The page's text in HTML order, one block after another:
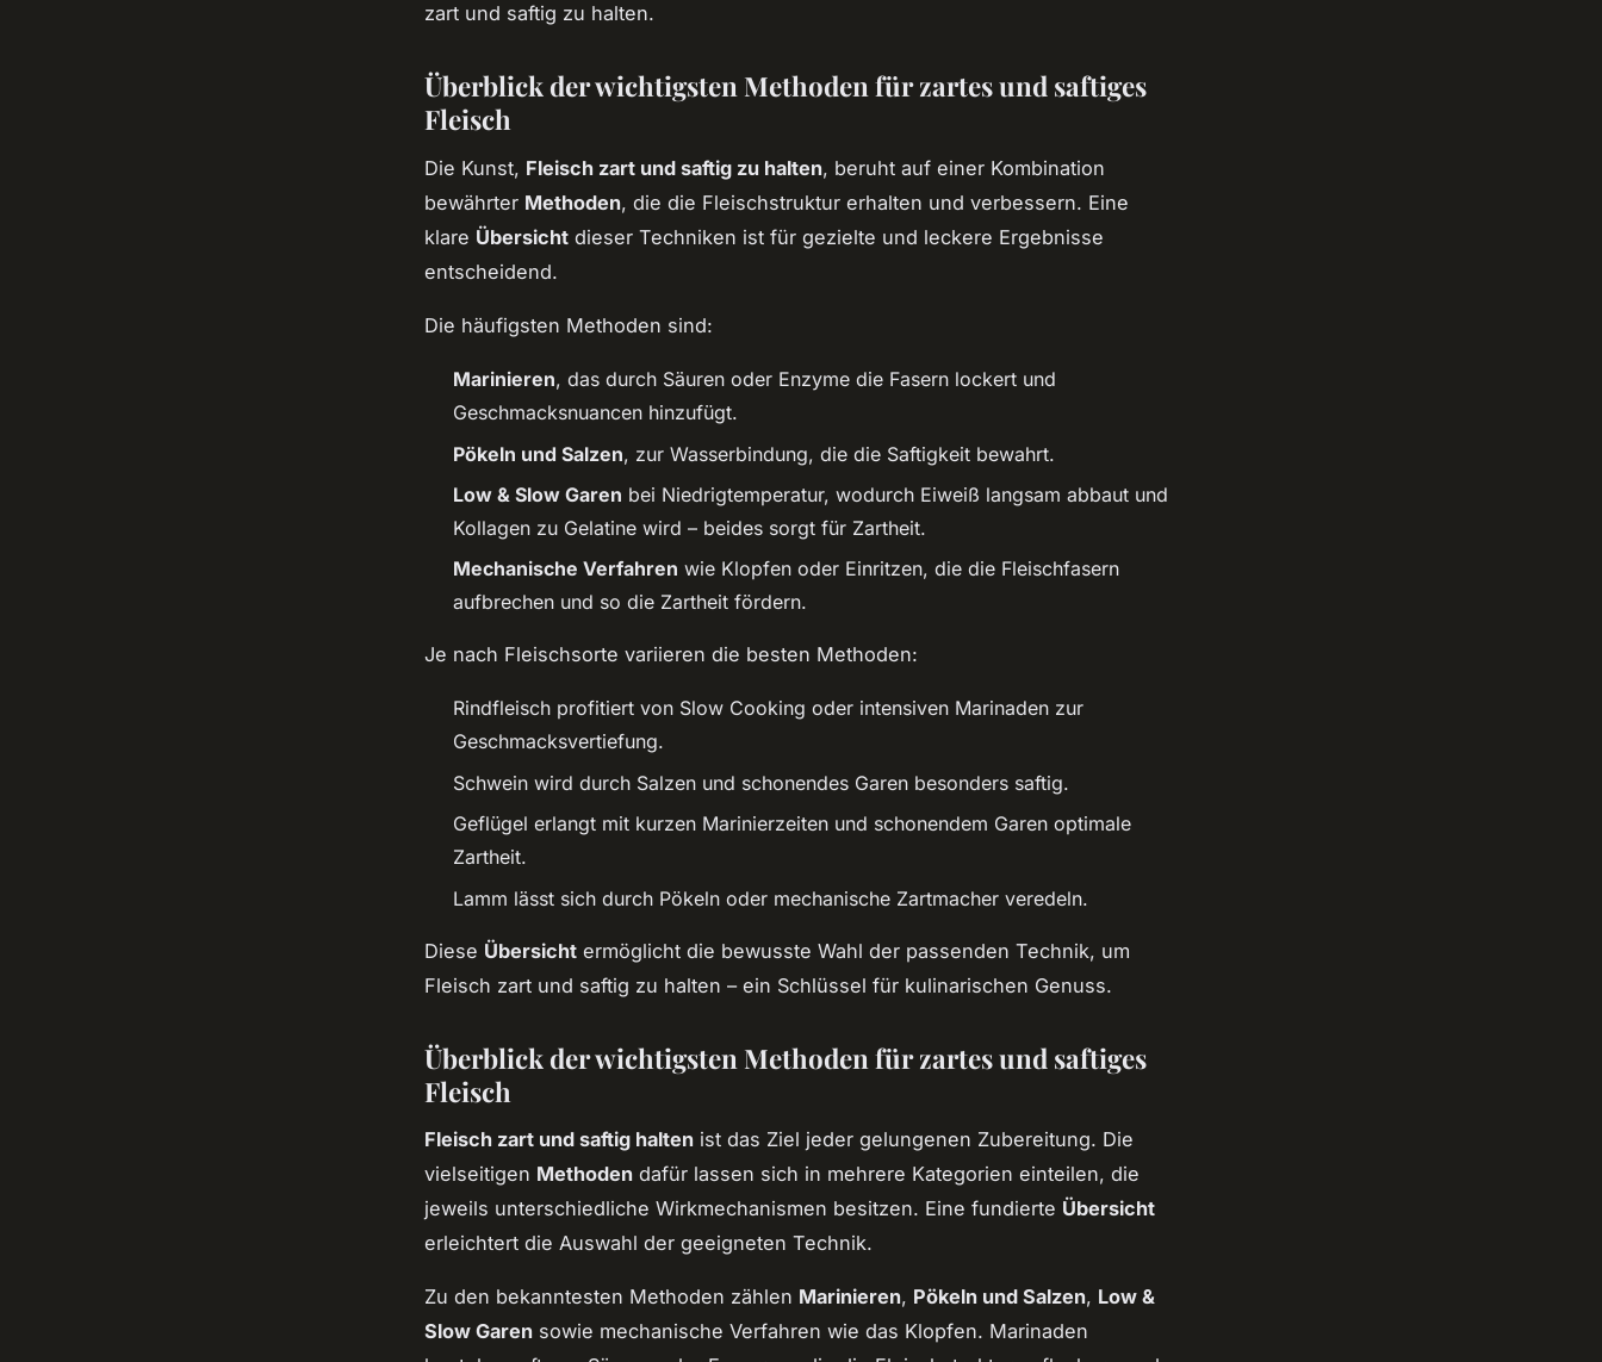
zart und saftig zu halten.
Überblick der wichtigsten Methoden für zartes und saftiges
Fleisch
Die Kunst, Fleisch zart und saftig zu halten, beruht auf einer Kombination
bewährter Methoden, die die Fleischstruktur erhalten und verbessern. Eine
klare Übersicht dieser Techniken ist für gezielte und leckere Ergebnisse
entscheidend.
Die häufigsten Methoden sind:
Marinieren, das durch Säuren oder Enzyme die Fasern lockert und
Geschmacksnuancen hinzufügt.
Pökeln und Salzen, zur Wasserbindung, die die Saftigkeit bewahrt.
Low & Slow Garen bei Niedrigtemperatur, wodurch Eiweiß langsam abbaut und
Kollagen zu Gelatine wird – beides sorgt für Zartheit.
Mechanische Verfahren wie Klopfen oder Einritzen, die die Fleischfasern
aufbrechen und so die Zartheit fördern.
Je nach Fleischsorte variieren die besten Methoden:
Rindfleisch profitiert von Slow Cooking oder intensiven Marinaden zur
Geschmacksvertiefung.
Schwein wird durch Salzen und schonendes Garen besonders saftig.
Geflügel erlangt mit kurzen Marinierzeiten und schonendem Garen optimale
Zartheit.
Lamm lässt sich durch Pökeln oder mechanische Zartmacher veredeln.
Diese Übersicht ermöglicht die bewusste Wahl der passenden Technik, um
Fleisch zart und saftig zu halten – ein Schlüssel für kulinarischen Genuss.
Überblick der wichtigsten Methoden für zartes und saftiges
Fleisch
Fleisch zart und saftig halten ist das Ziel jeder gelungenen Zubereitung. Die
vielseitigen Methoden dafür lassen sich in mehrere Kategorien einteilen, die
jeweils unterschiedliche Wirkmechanismen besitzen. Eine fundierte Übersicht
erleichtert die Auswahl der geeigneten Technik.
Zu den bekanntesten Methoden zählen Marinieren, Pökeln und Salzen, Low &
Slow Garen sowie mechanische Verfahren wie das Klopfen. Marinaden